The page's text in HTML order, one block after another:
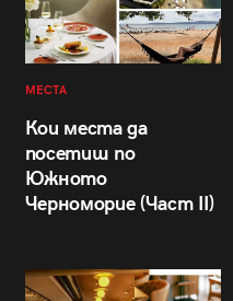
МЕСТА
Кои места да
посетиш по
Южното
Черноморие (Част II)